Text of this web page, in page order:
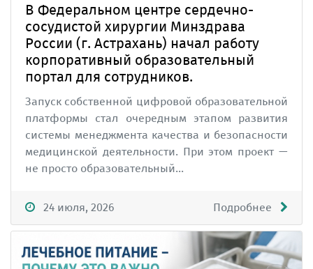
В Федеральном центре сердечно-
сосудистой хирургии Минздрава
России (г. Астрахань) начал работу
корпоративный образовательный
портал для сотрудников.
Запуск собственной цифровой образовательной
платформы стал очередным этапом развития
системы менеджмента качества и безопасности
медицинской деятельности. При этом проект —
не просто образовательный...
24 июля, 2026 Подробнее